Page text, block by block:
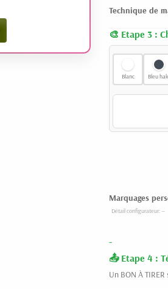
Technique de
Etape 3 :
Blanc Bleu
Marquages
-
Etape 4 :
Un BON À